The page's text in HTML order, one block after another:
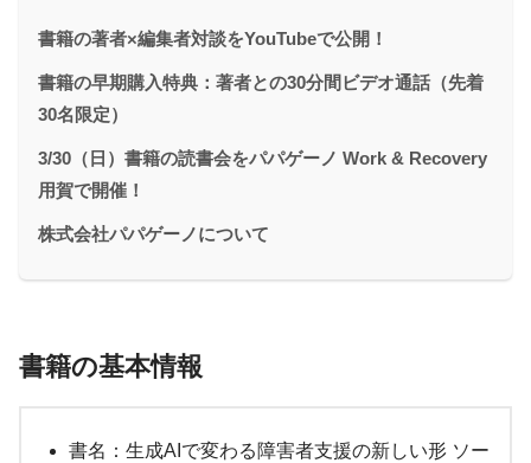
書籍の著者×編集者対談をYouTubeで公開！
書籍の早期購入特典：著者との30分間ビデオ通話（先着
30名限定）
3/30（日）書籍の読書会をパパゲーノ Work & Recovery
用賀で開催！
株式会社パパゲーノについて
書籍の基本情報
書名：生成AIで変わる障害者支援の新しい形 ソー